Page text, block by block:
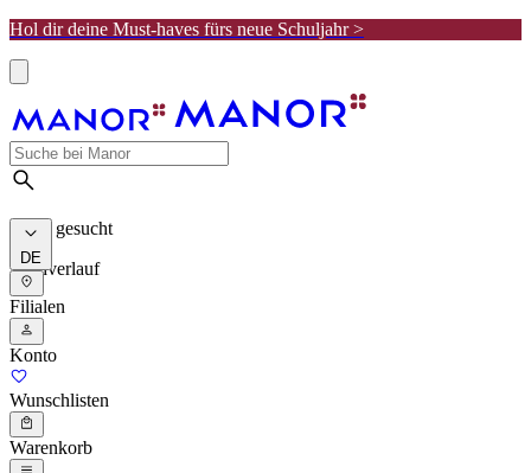
Hol dir deine Must-haves fürs neue Schuljahr >
Meist gesucht
Suchverlauf
DE
Filialen
Konto
Wunschlisten
Warenkorb